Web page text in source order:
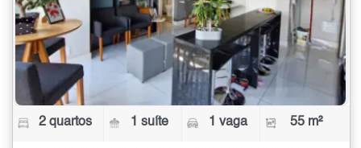
2 quartos 1 suíte 1 vaga 55 m²